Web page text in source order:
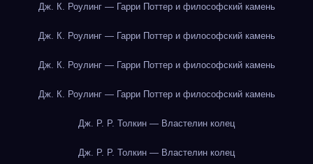
Дж. К. Роулинг — Гарри Поттер и философский камень
Дж. К. Роулинг — Гарри Поттер и философский камень
Дж. К. Роулинг — Гарри Поттер и философский камень
Дж. К. Роулинг — Гарри Поттер и философский камень
Дж. Р. Р. Толкин — Властелин колец
Дж. Р. Р. Толкин — Властелин колец